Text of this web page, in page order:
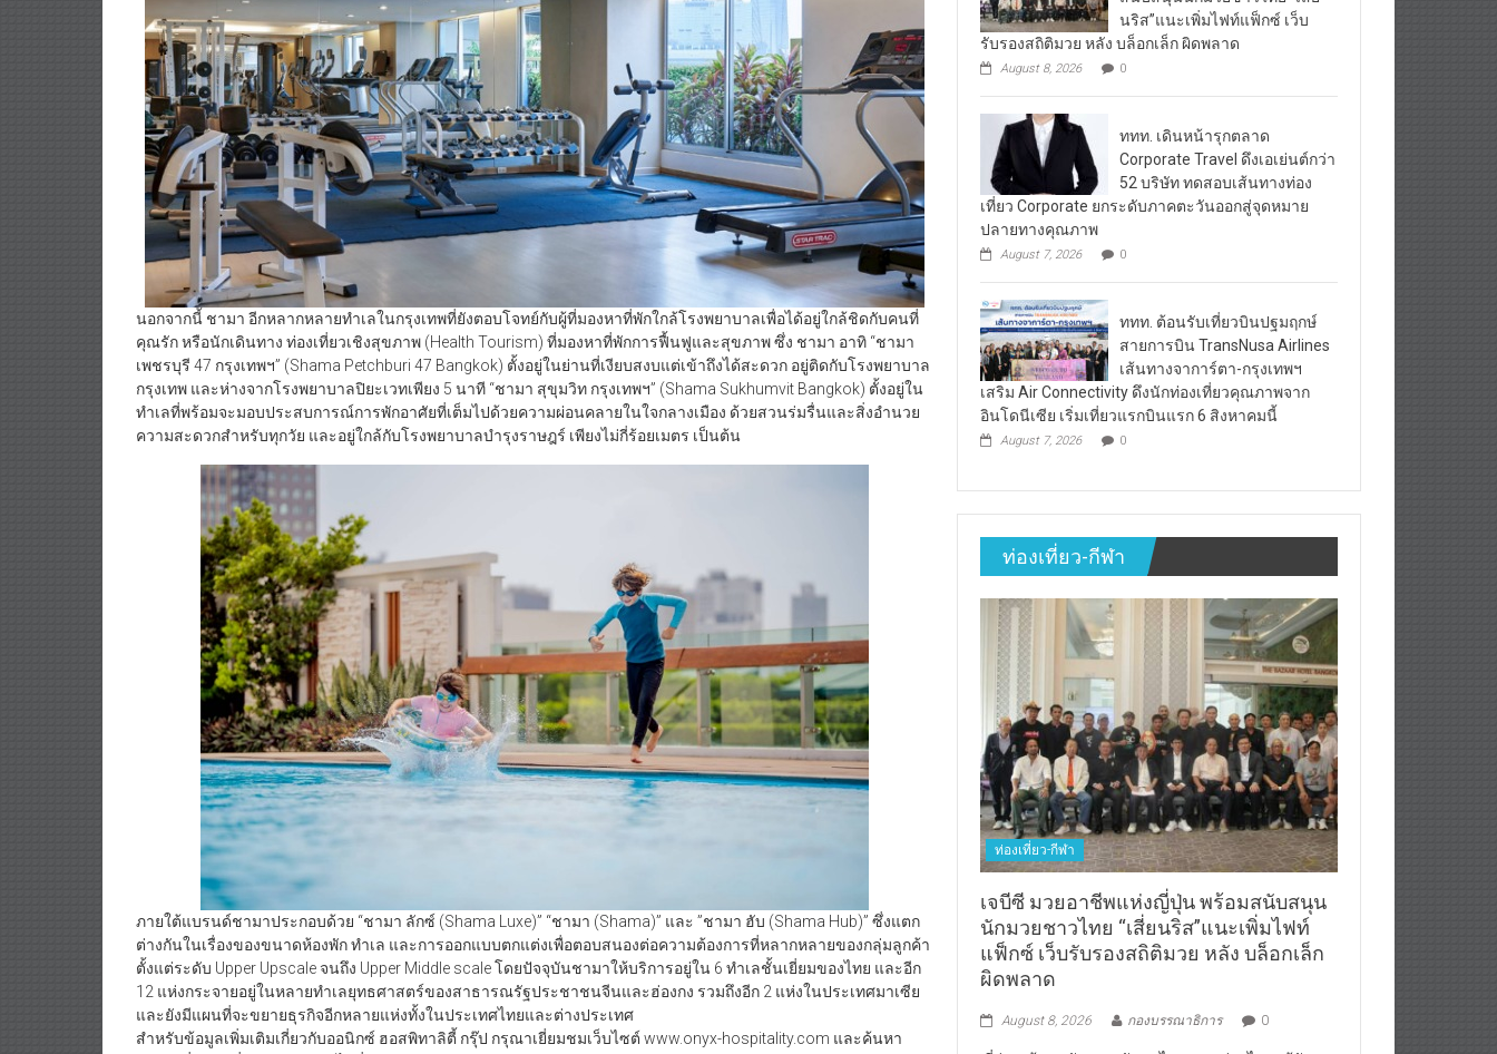
นอกจากนี้ ชามา อีกหลากหลายทำเลในกรุงเทพที่ยังตอบโจทย์กับผู้ที่มองหาที่พักใกล้โรงพยาบาลเพื่อได้อยู่ใกล้ชิดกับคนที่
คุณรัก หรือนักเดินทาง ท่องเที่ยวเชิงสุขภาพ (Health Tourism) ที่มองหาที่พักการฟื้นฟูและสุขภาพ ซึ่ง ชามา อาทิ “ชามา
เพชรบุรี 47 กรุงเทพฯ” (Shama Petchburi 47 Bangkok) ตั้งอยู่ในย่านที่เงียบสงบแต่เข้าถึงได้สะดวก อยู่ติดกับโรงพยาบาล
กรุงเทพ และห่างจากโรงพยาบาลปิยะเวทเพียง 5 นาที “ชามา สุขุมวิท กรุงเทพฯ” (Shama Sukhumvit Bangkok) ตั้งอยู่ใน
ทำเลที่พร้อมจะมอบประสบการณ์การพักอาศัยที่เต็มไปด้วยความผ่อนคลายในใจกลางเมือง ด้วยสวนร่มรื่นและสิ่งอำนวย
ความสะดวกสำหรับทุกวัย และอยู่ใกล้กับโรงพยาบาลบำรุงราษฎร์ เพียงไม่กี่ร้อยเมตร เป็นต้น
ภายใต้แบรนด์ชามาประกอบด้วย “ชามา ลักซ์ (Shama Luxe)” “ชามา (Shama)” และ ”ชามา ฮับ (Shama Hub)” ซึ่งแตก
ต่างกันในเรื่องของขนาดห้องพัก ทำเล และการออกแบบตกแต่งเพื่อตอบสนองต่อความต้องการที่หลากหลายของกลุ่มลูกค้า
ตั้งแต่ระดับ Upper Upscale จนถึง Upper Middle scale โดยปัจจุบันชามาให้บริการอยู่ใน 6 ทำเลชั้นเยี่ยมของไทย และอีก
12 แห่งกระจายอยู่ในหลายทำเลยุทธศาสตร์ของสาธารณรัฐประชาชนจีนและฮ่องกง รวมถึงอีก 2 แห่งในประเทศมาเซีย
และยังมีแผนที่จะขยายธุรกิจอีกหลายแห่งทั้งในประเทศไทยและต่างประเทศ
สำหรับข้อมูลเพิ่มเติมเกี่ยวกับออนิกซ์ ฮอสพิทาลิตี้ กรุ๊ป กรุณาเยี่ยมชมเว็บไซต์ www.onyx-hospitality.com และค้นหา
ข้อมูลเพิ่มเติมเกี่ยวกับ Shama ได้ที่ www.shama.com
นริส”แนะเพิ่มไฟท์แฟ็กซ์ เว็บ
รับรองสถิติมวย หลัง บล็อกเล็ก ผิดพลาด
Corporate Travel ดึงเอเย่นต์กว่า
52 บริษัท ทดสอบเส้นทางท่อง
เที่ยว Corporate ยกระดับภาคตะวันออกสู่จุดหมาย
ปลายทางคุณภาพ
August 7, 2026
ททท. ต้อนรับเที่ยวบินปฐมฤกษ์
สายการบิน TransNusa Airlines
เส้นทางจาการ์ตา-กรุงเทพฯ
เสริม Air Connectivity ดึงนักท่องเที่ยวคุณภาพจาก
อินโดนีเซีย เริ่มเที่ยวแรกบินแรก 6 สิงหาคมนี้
ท่องเที่ยว-กีฬา
ท่องเที่ยว-กีฬา
เจบีซี มวยอาชีพแห่งญี่ปุ่น พร้อมสนับสนุน
นักมวยชาวไทย “เสี่ยนริส”แนะเพิ่มไฟท์
แฟ็กซ์ เว็บรับรองสถิติมวย หลัง บล็อกเล็ก
ผิดพลาด
ญี่ปุ่น พร้อมสนับสนุนนักชกไทย และช่วยไทยแก้ปัญหา